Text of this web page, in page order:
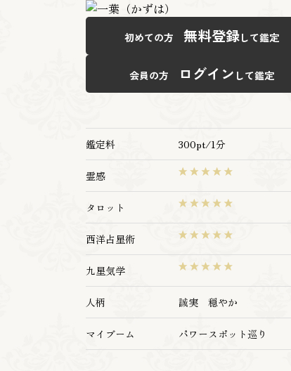
初めての方 無料登録して鑑定
会員の方 ログイン して鑑定
鑑定料 300pt/1分
霊感
タロット
西洋占星術
九星気学
人柄 誠実 穏やか
マイブーム パワースポット巡り